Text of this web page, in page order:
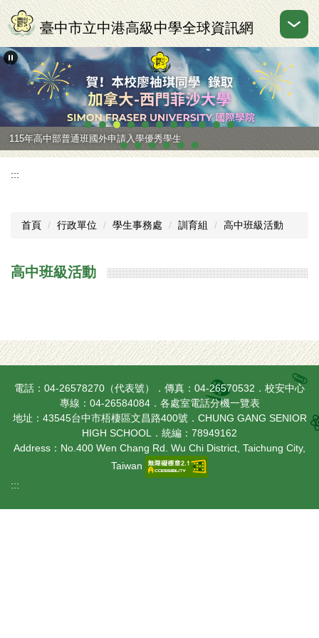
跳
到
主
要
區
臺中市立中港高級中學全球資訊網
115年國中部國中會考成績優異
115年高中部普通班國外申請入學優秀學生
:::
首頁 行政單位 學生事務處 訓育組 高中班級活動
高中班級活動
電話：04-26578270（代表號）．傳真：04-26570532．校安中心
專線：04-26584084． 各處室電話分機一覽表
地址：43545台中市梧棲區文昌路400號．CHUNG GANG SENIOR
HIGH SCHOOL．統編：78949162
Address：No.400 Wen Chang Rd. Wu Chi District, Taichung City,
Taiwan
:::